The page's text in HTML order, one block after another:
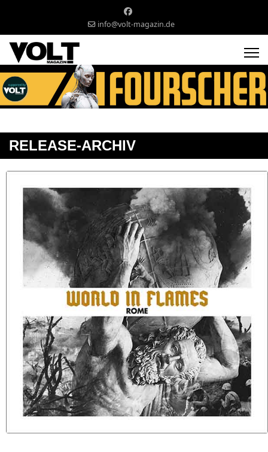
info@volt-magazin.de
RELEASE-ARCHIV